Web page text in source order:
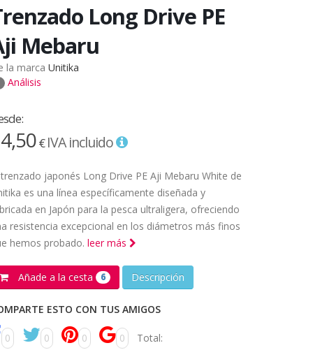
Long Drive PE
Mebaru
la marca Unitika
Análisis
€IVA incluido
japonés Long Drive PE Aji Mebaru White de
es una línea específicamente diseñada y
en Japón para la pesca ultraligera, ofreciendo
resistencia excepcional en los diámetros más finos
hemos probado. leer más
Añade a la cesta 6 Descripción
ESTO CON TUS AMIGOS
0 0 0 0 Total: